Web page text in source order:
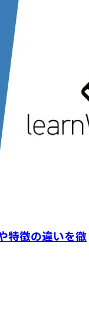
徴の違いを徹